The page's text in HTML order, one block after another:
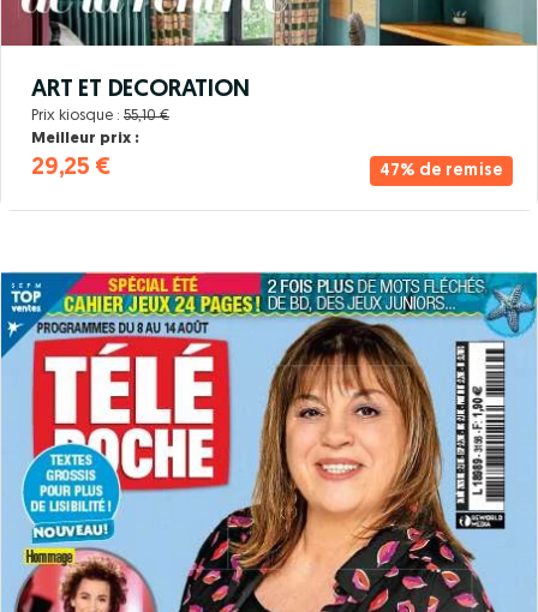
47% de remise
ART ET DECORATION
Prix kiosque : 55,10 €
Meilleur prix :
29,25 €